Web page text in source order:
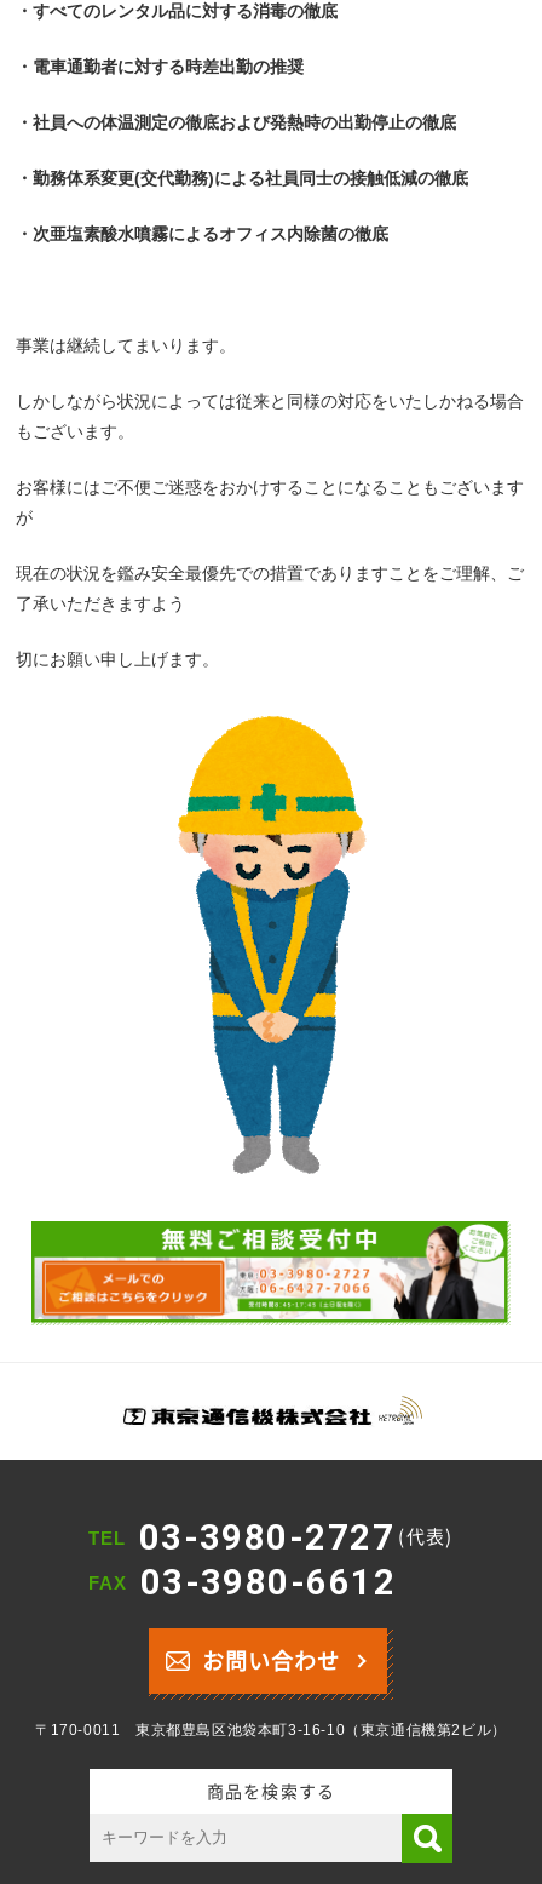
・すべてのレンタル品に対する消毒の徹底
・電車通勤者に対する時差出勤の推奨
・社員への体温測定の徹底および発熱時の出勤停止の徹底
・勤務体系変更(交代勤務)による社員同士の接触低減の徹底
・次亜塩素酸水噴霧によるオフィス内除菌の徹底
事業は継続してまいります。
しかしながら状況によっては従来と同様の対応をいたしかねる場合
もございます。
お客様にはご不便ご迷惑をおかけすることになることもございます
が
現在の状況を鑑み安全最優先での措置でありますことをご理解、ご
了承いただきますよう
切にお願い申し上げます。
TEL 03-3980-2727 (代表)
FAX 03-3980-6612
お問い合わせ
〒170-0011 東京都豊島区池袋本町3-16-10（東京通信機第2ビル）
商品を検索する